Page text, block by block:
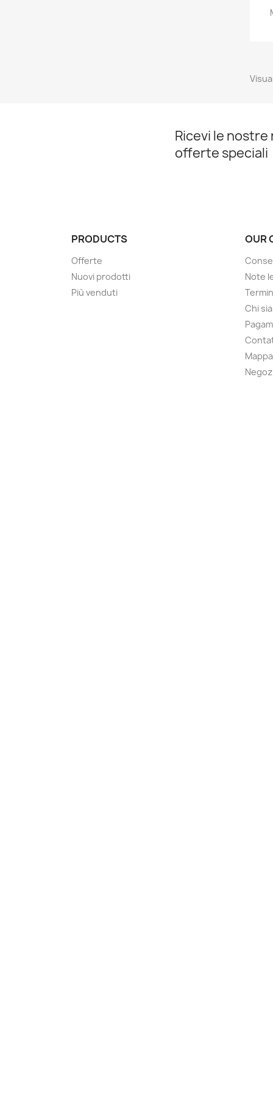
Ricevi le nostre
offerte speciali
PRODUCTS
Offerte
Nuovi prodotti
Più venduti
OUR
Note
Chi